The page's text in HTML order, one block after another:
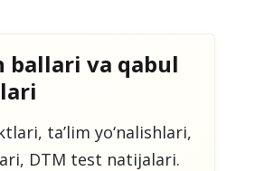
va qabul
taʼlim yo‘nalishlari,
DTM test natijalari.